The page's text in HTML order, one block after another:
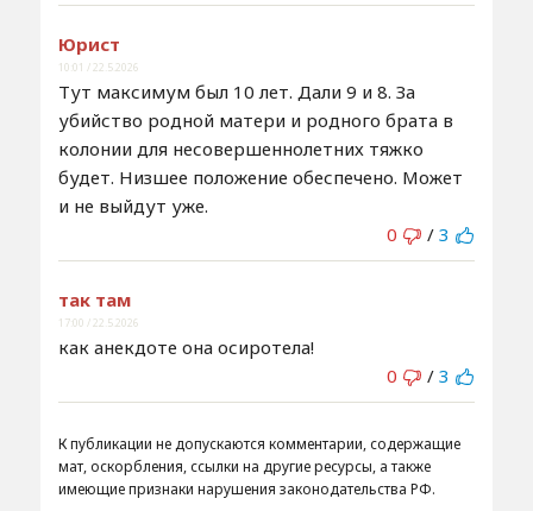
Юрист
10:01 / 22.5.2026
Тут максимум был 10 лет. Дали 9 и 8. За
убийство родной матери и родного брата в
колонии для несовершеннолетних тяжко
будет. Низшее положение обеспечено. Может
и не выйдут уже.
0
/ 3
так там
17:00 / 22.5.2026
как анекдоте она осиротела!
0
/ 3
К публикации не допускаются комментарии, содержащие
мат, оскорбления, ссылки на другие ресурсы, а также
имеющие признаки нарушения законодательства РФ.